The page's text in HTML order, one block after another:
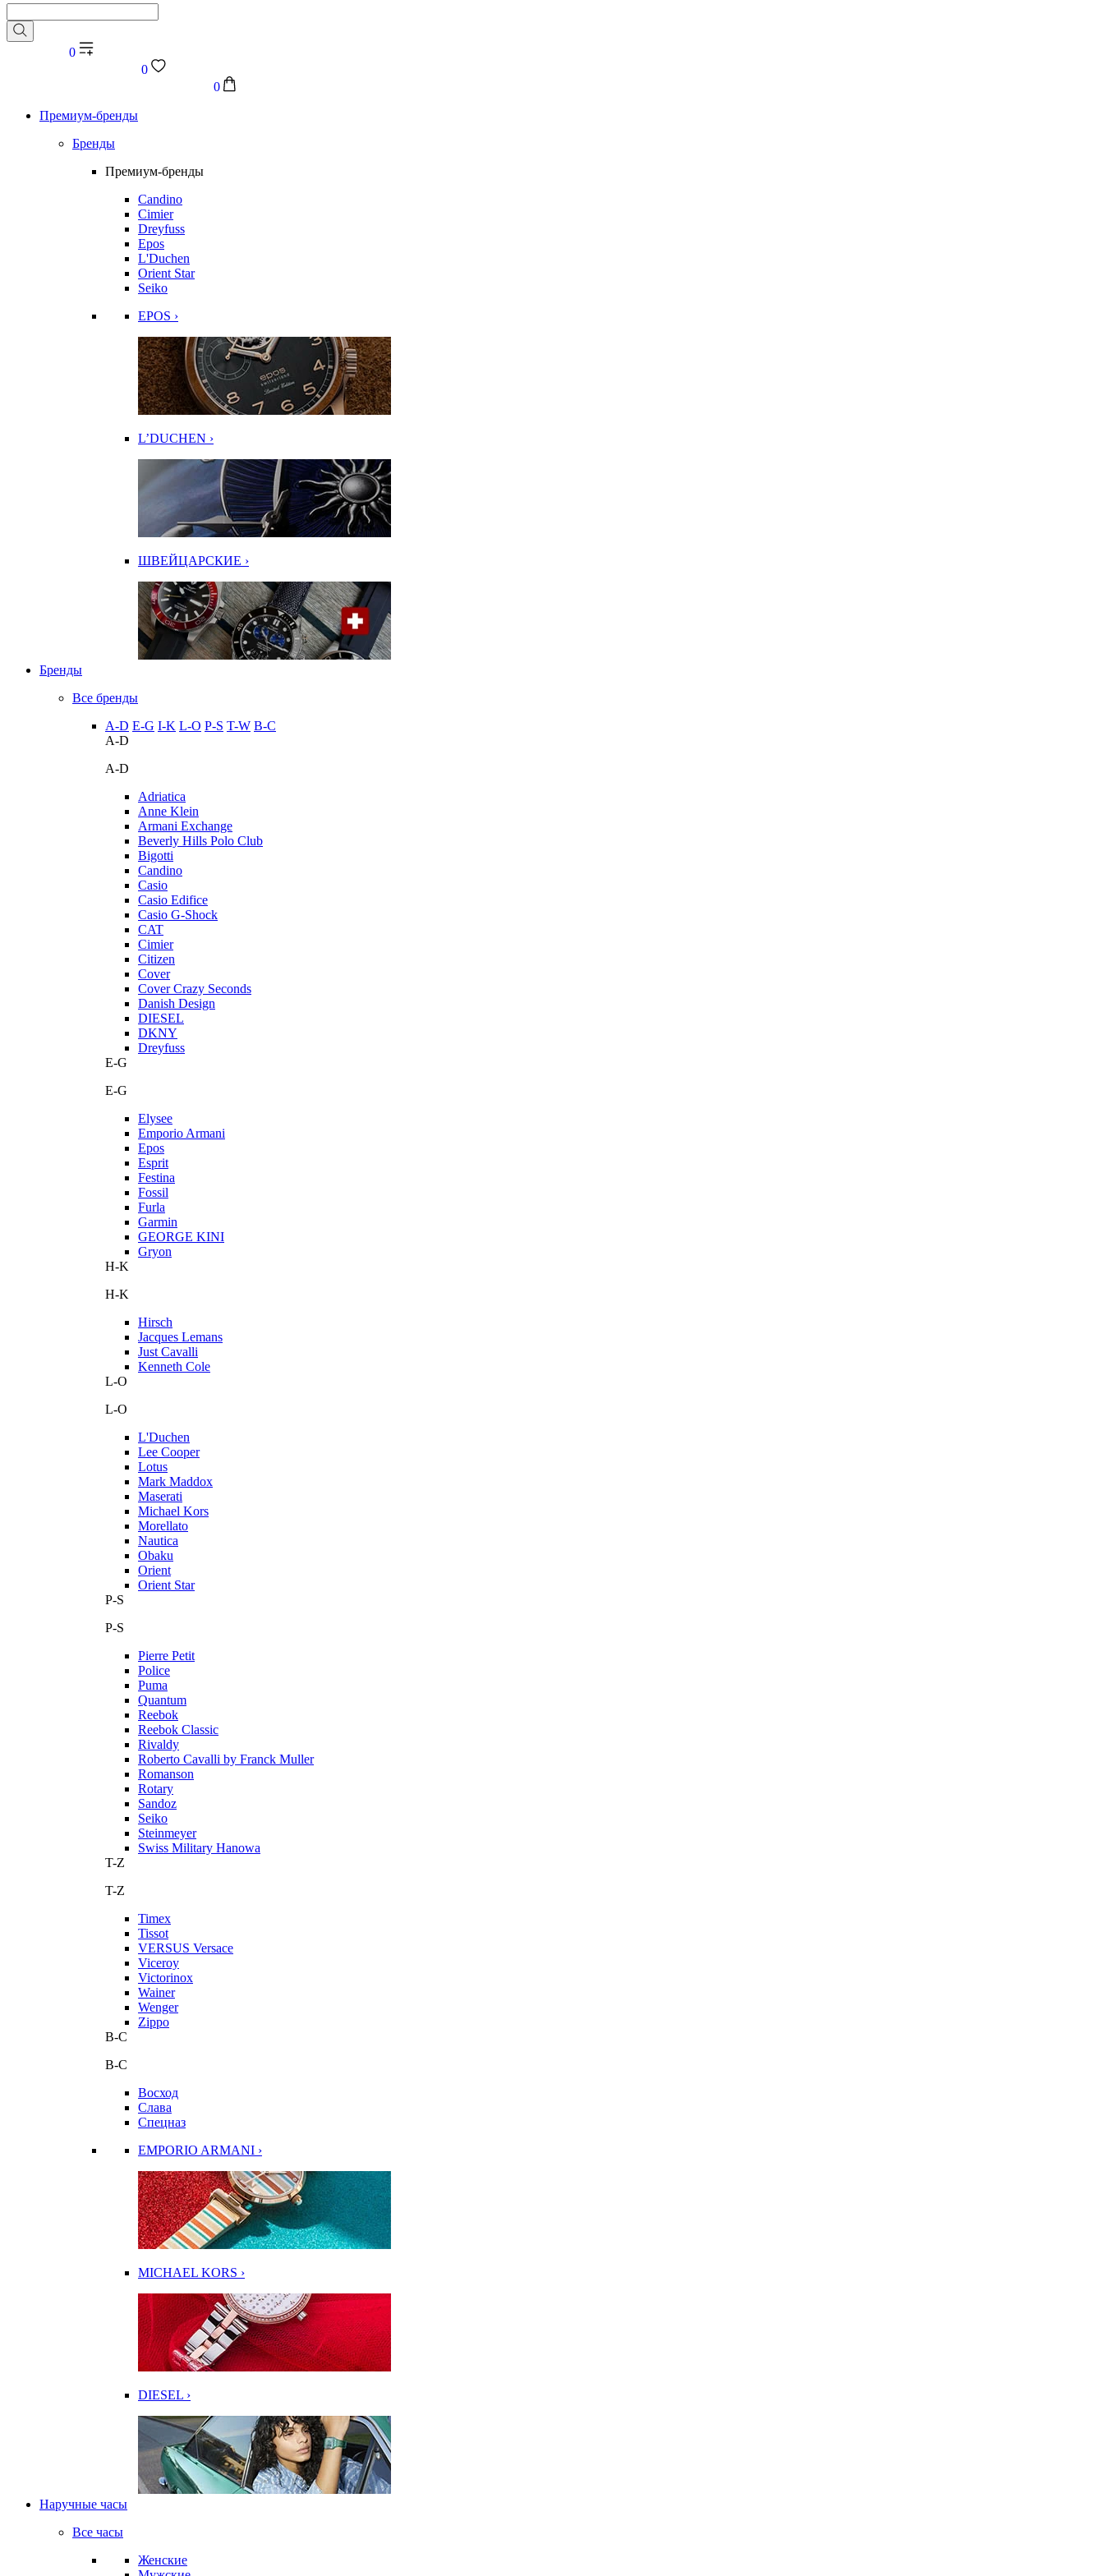
0
0
0
Премиум-бренды
Бренды
Премиум-бренды
Candino
Cimier
Dreyfuss
Epos
L'Duchen
Orient Star
Seiko
EPOS ›
L’DUCHEN ›
ШВЕЙЦАРСКИЕ ›
Бренды
Все бренды
A-D E-G I-K L-O P-S T-W В-С
A-D
A-D
Adriatica
Anne Klein
Armani Exchange
Beverly Hills Polo Club
Bigotti
Candino
Casio
Casio Edifice
Casio G-Shock
CAT
Cimier
Citizen
Cover
Cover Crazy Seconds
Danish Design
DIESEL
DKNY
Dreyfuss
E-G
E-G
Elysee
Emporio Armani
Epos
Esprit
Festina
Fossil
Furla
Garmin
GEORGE KINI
Gryon
H-K
H-K
Hirsch
Jacques Lemans
Just Cavalli
Kenneth Cole
L-O
L-O
L'Duchen
Lee Cooper
Lotus
Mark Maddox
Maserati
Michael Kors
Morellato
Nautica
Obaku
Orient
Orient Star
P-S
P-S
Pierre Petit
Police
Puma
Quantum
Reebok
Reebok Classic
Rivaldy
Roberto Cavalli by Franck Muller
Romanson
Rotary
Sandoz
Seiko
Steinmeyer
Swiss Military Hanowa
T-Z
T-Z
Timex
Tissot
VERSUS Versace
Viceroy
Victorinox
Wainer
Wenger
Zippo
В-С
В-С
Восход
Слава
Спецназ
EMPORIO ARMANI ›
MICHAEL KORS ›
DIESEL ›
Наручные часы
Все часы
Женские